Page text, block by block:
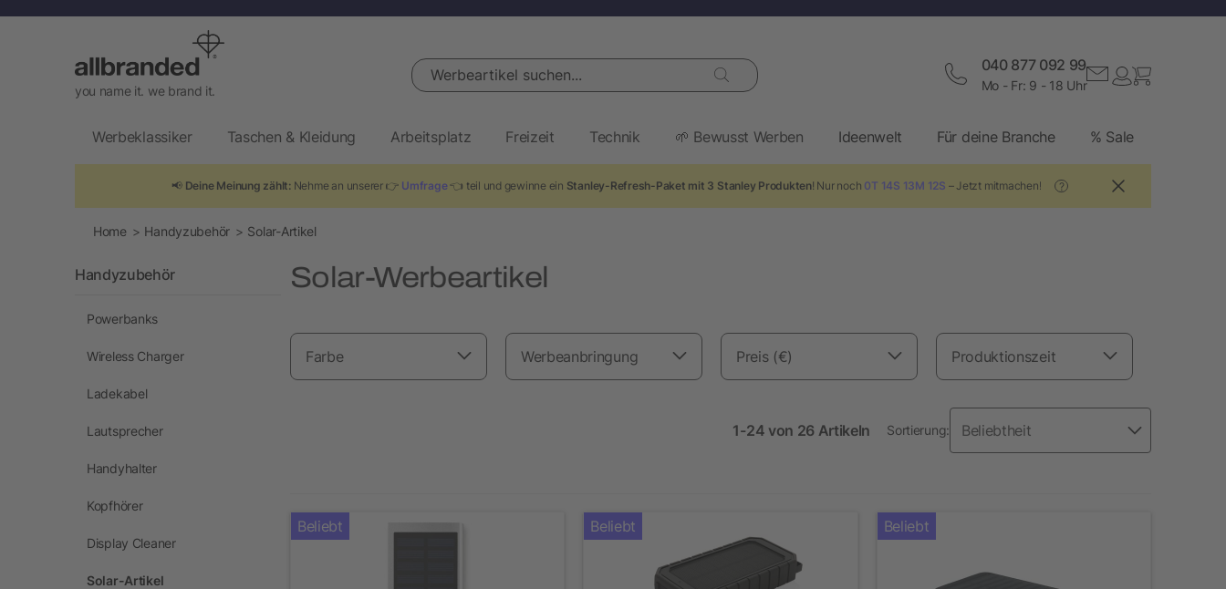
you name it. we brand it.
Werbeartikel suchen... 040 877 092 99
Mo - Fr: 9 - 18 Uhr
Werbeklassiker Taschen & Kleidung Arbeitsplatz Freizeit Technik 🌱 Bewusst Werben Ideenwelt Für deine Branche % Sale
📢 Deine Meinung zählt: Nehme an unserer 👉 Umfrage👈 teil und gewinne ein Stanley-Refresh-Paket mit 3 Stanley Produkten! Nur noch 0T 14S 13M 11S – Jetzt mitmachen! ?
Home Handyzubehör Solar-Artikel
Solar-Werbeartikel
Farbe Werbeanbringung Preis (€) Produktionszeit
1-24 von 26 Artikeln Sortierung:
Beliebt Beliebt Beliebt
Handyzubehör
Powerbanks
Wireless Charger
Ladekabel
Lautsprecher
Handyhalter
Kopfhörer
Display Cleaner
Solar-Artikel